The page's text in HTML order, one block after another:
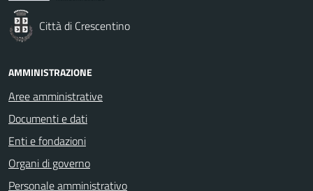
Città di Crescentino
AMMINISTRAZIONE
Aree amministrative
Documenti e dati
Enti e fondazioni
Organi di governo
Personale amministrativo